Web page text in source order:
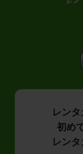
レン
初め
レン